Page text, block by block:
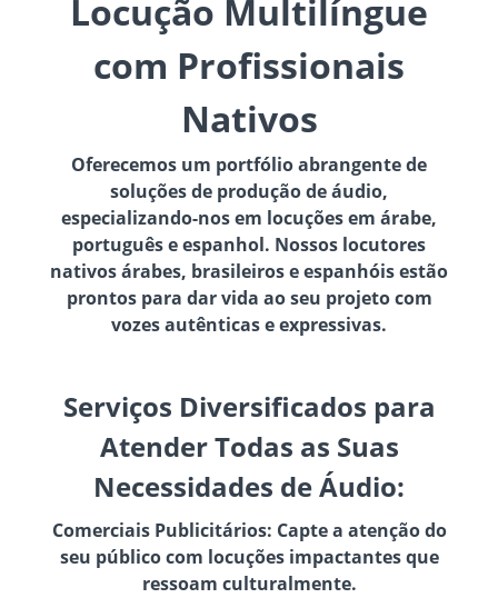
Locução Multilíngue
com Profissionais
Nativos
Oferecemos um portfólio abrangente de
soluções de produção de áudio,
especializando-nos em locuções em árabe,
português e espanhol. Nossos locutores
nativos árabes, brasileiros e espanhóis estão
prontos para dar vida ao seu projeto com
vozes autênticas e expressivas.
Serviços Diversificados para
Atender Todas as Suas
Necessidades de Áudio:
Comerciais Publicitários: Capte a atenção do
seu público com locuções impactantes que
ressoam culturalmente.